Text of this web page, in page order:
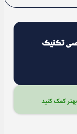
تکنیک
کمک کنید